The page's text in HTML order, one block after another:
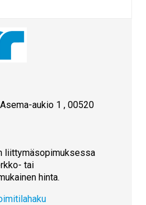
aukio 1 , 00520
liittymäsopimuksessa
tai
hinta.